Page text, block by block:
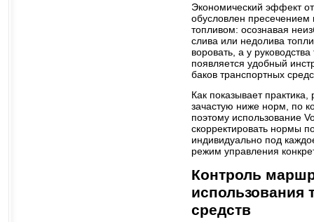
Экономический эффект
обусловлен
топливом: осознавая
слива или недолива
воровать, а у
появляется удобный
баков транспортных
Как показывает
зачастую ниже норм, по
поэтому использование
скорректировать нормы
индивидуально под
режим управления
Контроль
использования
средств